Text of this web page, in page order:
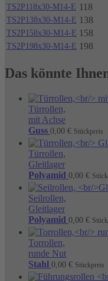
TS2P118x30-M14-E 118
TS2P138x30-M14-E 138
TS2P158x30-M14-E 158
TS2P198x30-M14-E 198
Das könnte
Türrollen,
mit Achse
Guss 0,00 € Stückpreis
Türrollen,
Gleitlager
Polyamid 0,00 €
Seilrollen,
Gleitlager
Polyamid 0,00 €
Torrollen,
runde Nut
Stahl 0,00 € Stückpreis